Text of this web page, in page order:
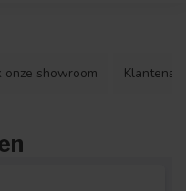
onze showroom